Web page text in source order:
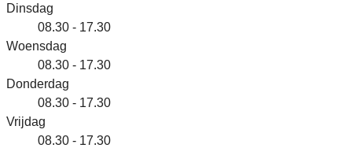
Dinsdag
08.30 - 17.30
Woensdag
08.30 - 17.30
Donderdag
08.30 - 17.30
Vrijdag
08.30 - 17.30